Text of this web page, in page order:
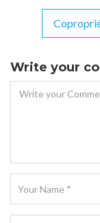
l’article
Write your